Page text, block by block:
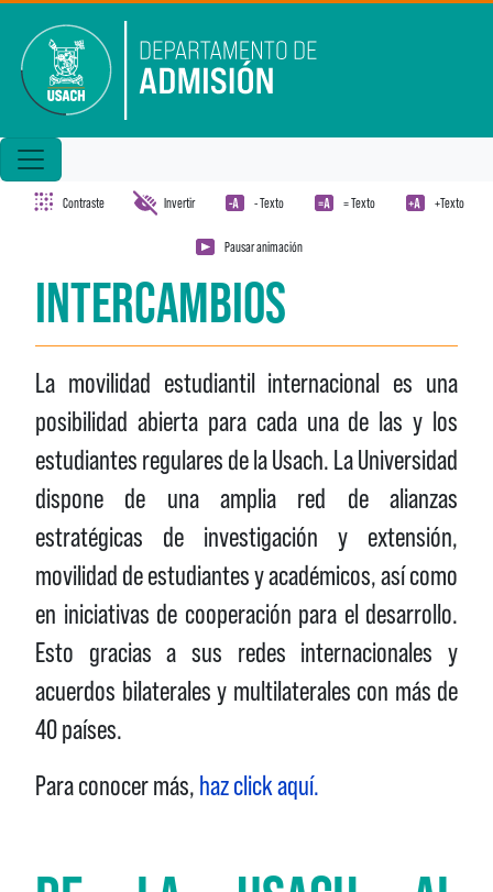
Contraste Invertir - Texto = Texto +Texto
Pausar animación
INTERCAMBIOS
La movilidad estudiantil internacional es una
posibilidad abierta para cada una de las y los
estudiantes regulares de la Usach. La Universidad
dispone de una amplia red de alianzas
estratégicas de investigación y extensión,
movilidad de estudiantes y académicos, así como
en iniciativas de cooperación para el desarrollo.
Esto gracias a sus redes internacionales y
acuerdos bilaterales y multilaterales con más de
40 países.
Para conocer más, haz click aquí.